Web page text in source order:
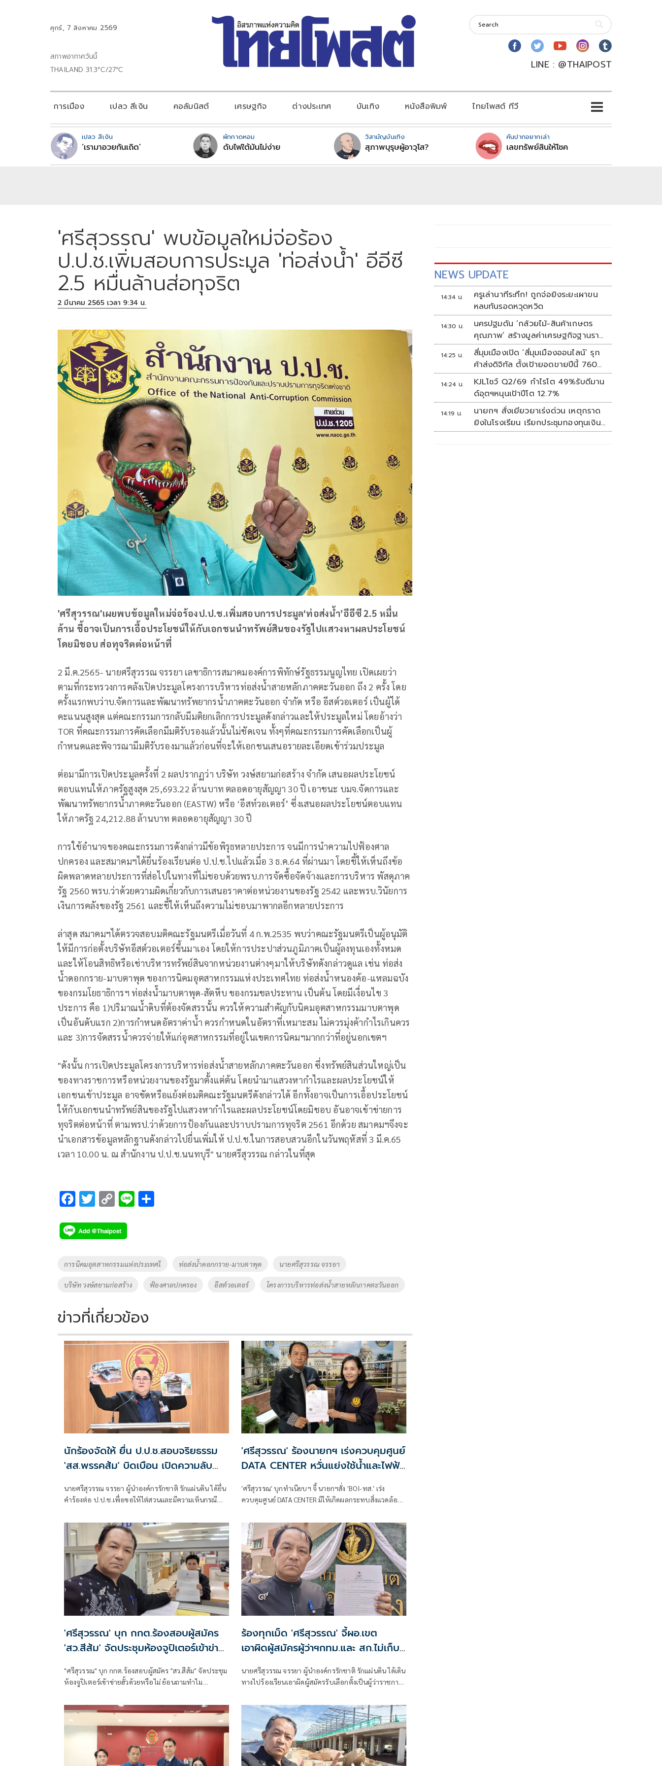
ศุกร์, 7 สิงหาคม 2569
สภาพอากาศวันนี้
THAILAND 31.3°C/27°C
LINE : @THAIPOST
การเมือง เปลว สีเงิน คอลัมนิสต์ เศรษฐกิจ ต่างประเทศ บันเทิง หนังสือพิมพ์ ไทยโพสต์ ทีวี
เปลว สีเงิน
‘เรามาอวยกันเถิด’
ผักกาดหอม
ดับไฟใต้มันไม่ง่าย
วิสามัญบันเทิง
สุภาพบุรุษผู้อาวุโส?
คันปากอยากเล่า
เลขทรัพย์สินให้โชค
'ศรีสุวรรณ' พบข้อมูลใหม่จ่อร้อง
ป.ป.ช.เพิ่มสอบการประมูล 'ท่อส่งน้ำ' อีอีซี
2.5 หมื่นล้านส่อทุจริต
2 มีนาคม 2565 เวลา 9:34 น.
'ศรีสุวรรณ'เผยพบข้อมูลใหม่จ่อร้องป.ป.ช.เพิ่มสอบการประมูล‘ท่อส่งน้ำ’อีอีซี 2.5 หมื่น
ล้าน ชี้อาจเป็นการเอื้อประโยชน์ให้กับเอกชนนำทรัพย์สินของรัฐไปแสวงหาผลประโยชน์
โดยมิชอบ ส่อทุจริตต่อหน้าที่
2 มี.ค.2565- นายศรีสุวรรณ จรรยา เลขาธิการสมาคมองค์การพิทักษ์รัฐธรรมนูญไทย เปิดเผยว่า
ตามที่กระทรวงการคลังเปิดประมูลโครงการบริหารท่อส่งน้ำสายหลักภาคตะวันออก ถึง 2 ครั้ง โดย
ครั้งแรกพบว่าบ.จัดการและพัฒนาทรัพยากรน้ำภาคตะวันออก จำกัด หรือ อีสต์วอเตอร์ เป็นผู้ได้
คะแนนสูงสุด แต่คณะกรรมการกลับมีมติยกเลิกการประมูลดังกล่าวและให้ประมูลใหม่ โดยอ้างว่า
TOR ที่คณะกรรมการคัดเลือกมีมติรับรองแล้วนั้นไม่ชัดเจน ทั้งๆที่คณะกรรมการคัดเลือกเป็นผู้
กำหนดและพิจารณามีมติรับรองมาแล้วก่อนที่จะให้เอกชนเสนอรายละเอียดเข้าร่วมประมูล
ต่อมามีการเปิดประมูลครั้งที่ 2 ผลปรากฏว่า บริษัท วงษ์สยามก่อสร้าง จำกัด เสนอผลประโยชน์
ตอบแทนให้ภาครัฐสูงสุด 25,693.22 ล้านบาท ตลอดอายุสัญญา 30 ปี เอาชนะ บมจ.จัดการและ
พัฒนาทรัพยากรน้ำภาคตะวันออก (EASTW) หรือ ‘อีสท์วอเตอร์’ ซึ่งเสนอผลประโยชน์ตอบแทน
ให้ภาครัฐ 24,212.88 ล้านบาท ตลอดอายุสัญญา 30 ปี
การใช้อำนาจของคณะกรรมการดังกล่าวมีข้อพิรุธหลายประการ จนมีการนำความไปฟ้องศาล
ปกครอง และสมาคมฯได้ยื่นร้องเรียนต่อ ป.ป.ช.ไปแล้วเมื่อ 3 ธ.ค.64 ที่ผ่านมา โดยชี้ให้เห็นถึงข้อ
ผิดพลาดหลายประการที่ส่อไปในทางที่ไม่ชอบด้วยพรบ.การจัดซื้อจัดจ้างและการบริหาร พัสดุภาค
รัฐ 2560 พรบ.ว่าด้วยความผิดเกี่ยวกับการเสนอราคาต่อหน่วยงานของรัฐ 2542 และพรบ.วินัยการ
เงินการคลังของรัฐ 2561 และชี้ให้เห็นถึงความไม่ชอบมาพากลอีกหลายประการ
ล่าสุด สมาคมฯได้ตรวจสอบมติคณะรัฐมนตรีเมื่อวันที่ 4 ก.พ.2535 พบว่าคณะรัฐมนตรีเป็นผู้อนุมัติ
ให้มีการก่อตั้งบริษัทอีสต์วอเตอร์ขึ้นมาเอง โดยให้การประปาส่วนภูมิภาคเป็นผู้ลงทุนเองทั้งหมด
และให้โอนสิทธิหรือเช่าบริหารทรัพย์สินจากหน่วยงานต่างๆมาให้บริษัทดังกล่าวดูแล เช่น ท่อส่ง
น้ำดอกกราย-มาบตาพุด ของการนิคมอุตสาหกรรมแห่งประเทศไทย ท่อส่งน้ำหนองค้อ-แหลมฉบัง
ของกรมโยธาธิการฯ ท่อส่งน้ำมาบตาพุด-สัตหีบ ของกรมชลประทาน เป็นต้น โดยมีเงื่อนไข 3
ประการ คือ 1)ปริมาณน้ำดิบที่ต้องจัดสรรนั้น ควรให้ความสำคัญกับนิคมอุตสาหกรรมมาบตาพุด
เป็นอันดับแรก 2)การกำหนดอัตราค่าน้ำ ควรกำหนดในอัตราที่เหมาะสม ไม่ควรมุ่งค้ากำไรเกินควร
และ 3)การจัดสรรน้ำควรจ่ายให้แก่อุตสาหกรรมที่อยู่ในเขตการนิคมฯมากกว่าที่อยู่นอกเขตฯ
"ดังนั้น การเปิดประมูลโครงการบริหารท่อส่งน้ำสายหลักภาคตะวันออก ซึ่งทรัพย์สินส่วนใหญ่เป็น
ของทางราชการหรือหน่วยงานของรัฐมาตั้งแต่ต้น โดยนำมาแสวงหากำไรและผลประโยชน์ให้
เอกชนเข้าประมูล อาจขัดหรือแย้งต่อมติคณะรัฐมนตรีดังกล่าวได้ อีกทั้งอาจเป็นการเอื้อประโยชน์
ให้กับเอกชนนำทรัพย์สินของรัฐไปแสวงหากำไรและผลประโยชน์โดยมิชอบ อันอาจเข้าข่ายการ
ทุจริตต่อหน้าที่ ตามพรป.ว่าด้วยการป้องกันและปราบปรามการทุจริต 2561 อีกด้วย สมาคมฯจึงจะ
นำเอกสารข้อมูลหลักฐานดังกล่าวไปยื่นเพิ่มให้ ป.ป.ช.ในการสอบสวนอีกในวันพฤหัสที่ 3 มี.ค.65
เวลา 10.00 น. ณ สำนักงาน ป.ป.ช.นนทบุรี" นายศรีสุวรรณ กล่าวในที่สุด
F
e
b
o
o
k
T
tt
er
C
p
y
Li
n
k
Li
Tags
การนิคมอุตสาหกรรมแห่งประเทศไ ท่อส่งน้ำดอกกราย-มาบตาพุด นายศรีสุวรรณ จรรยา
บริษัท วงษ์สยามก่อสร้าง ฟ้องศาลปกครอง อีสต์วอเตอร์ โครงการบริหารท่อส่งน้ำสายหลักภาคตะวันออก
ข่าวที่เกี่ยวข้อง
นักร้องจัดให้ ยื่น ป.ป.ช.สอบจริยธรรม
'สส.พรรคส้ม' บิดเบือน เปิดความลับ
นายศรีสุวรรณ จรรยา ผู้นำองค์กรรักชาติ รักแผ่นดิน ได้ยื่น
คำร้องต่อ ป.ป.ช.เพื่อขอให้ไต่สวนและมีความเห็นกรณี
บิดเบือนข้อเท็จจริงเกี่ยวกับบังเกอร์ทหารในพื้นที่จันทบุรี-
ตราดราคา 50,000 บาทต่อหน่วย
'ศรีสุวรรณ' ร้องนายกฯ เร่งควบคุมศูนย์
DATA CENTER หวั่นแย่งใช้น้ำและไฟฟ้า
'ศรีสุวรรณ' บุกทำเนียบฯ จี้ นายกฯสั่ง 'BOI-ทส.' เร่ง
ควบคุมศูนย์ DATA CENTER มิให้เกิดผลกระทบสิ่งแวดล้อม
เพิกเฉยร้องศาลปกครอง
'ศรีสุวรรณ' บุก กกต.ร้องสอบผู้สมัคร
'สว.สีส้ม' จัดประชุมห้องจูปิเตอร์เข้าข่าย
"ศรีสุวรรณ" บุก กกต.ร้องสอบผู้สมัคร "สว.สีส้ม" จัดประชุม
ห้องจูปิเตอร์เข้าข่ายฮั้วด้วยหรือไม่ ย้อนถามทำไม
"ทำงานร่วมกัน" หรือ "จัดตั้ง" แต่พอเป็นฝ่ายตรงข้ามกลับ
รีบใช้คำว่า "ฮั้ว" ยันต้องใช้มาตรฐานเดียวกันกับทุกฝ่าย
ร้องทุกเม็ด 'ศรีสุวรรณ' จี้ผอ.เขต
เอาผิดผู้สมัครผู้ว่าฯกทม.และ สก.ไม่เก็บ
นายศรีสุวรรณ จรรยา ผู้นำองค์กรรักชาติ รักแผ่นดิน ได้เดิน
ทางไปร้องเรียนเอาผิดผู้สมัครรับเลือกตั้งเป็นผู้ว่าราชการ
กรุงเทพมหานครร (สก.) ที่ไม่ยอมเก็บป้ายหาเสียงของตน
NEWS UPDATE
14:34 น.
ครูเล่านาทีระทึก! ถูกจ่อยิงระยะเผาขน
หลบทันรอดหวุดหวิด
14:30 น.
นครปฐมดัน ‘กล้วยไม้-สินค้าเกษตร
คุณภาพ’ สร้างมูลค่าเศรษฐกิจฐานราก
ตั้งเป้าเงินสะพัด 10 ล้านบาท
14:25 น.
สี่มุมเมืองเปิด ‘สี่มุมเมืองออนไลน์’ รุก
ค้าส่งดิจิทัล ตั้งเป้ายอดขายปีนี้ 760
ล้านบาท
14:24 น.
KJLโชว์ Q2/69 กำไรโต 49%รับดีมาน
ด์อุตฯหนุนเป้าปีโต 12.7%
14:19 น.
นายกฯ สั่งเยียวยาเร่งด่วน เหตุกราด
ยิงในโรงเรียน เรียกประชุมกองทุนเงิน
ช่วยเหลือฯทันที